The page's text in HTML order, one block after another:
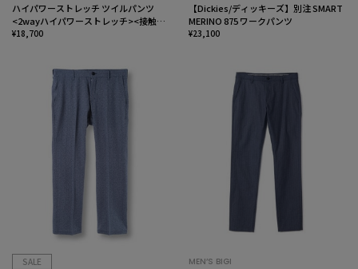
ハイパワーストレッチ ツイルパンツ
<2wayハイパワーストレッチ><接触冷
感>
¥18,700
【Dickies/ディッキーズ】別注 SMART
MERINO 875 ワークパンツ
¥23,100
SALE
MEN’S BIGI